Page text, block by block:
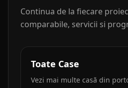
Continua de la fiecare
comparabile, servicii si
Toate Case
Vezi mai multe casă din